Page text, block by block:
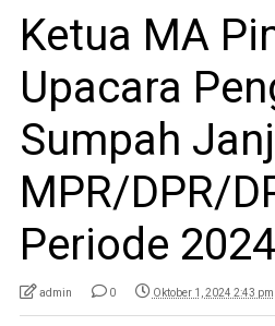
Ketua MA
Upacara
Sumpah
MPR/DPR/
Periode
admin 0 Oktober 1, 2024 2:43 pm